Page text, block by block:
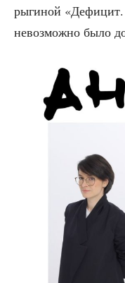
ры­ги­ной
невоз­мож­но было